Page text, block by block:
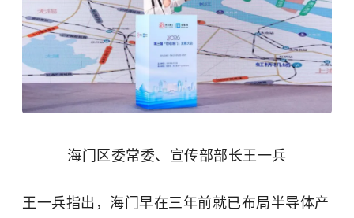
海门区委常委、宣传部部长王一兵
王一兵指出，海门早在三年前就已布局半导体产